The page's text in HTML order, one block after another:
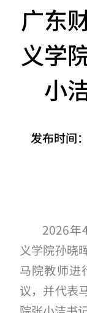
广东
义学
小
发布时间：
2026年
义学院孙晓
马院教师进
议，并代表